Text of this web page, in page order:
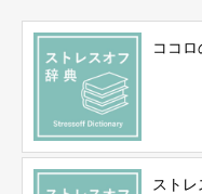
ココ
スト